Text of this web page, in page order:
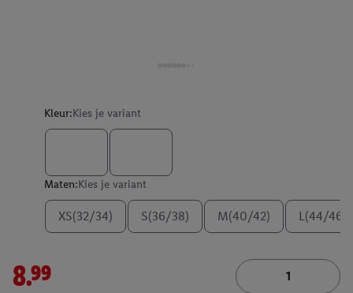
Kleur:Kies je variant
Maten:Kies je variant
XS(32/34) S(36/38) M(40/42) L(44/46)
8.99